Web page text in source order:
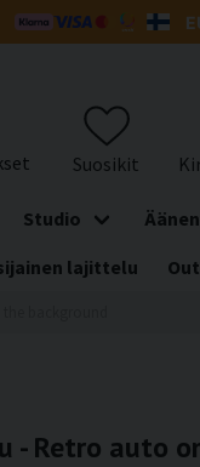
Studio
lajittelu
Retro auto